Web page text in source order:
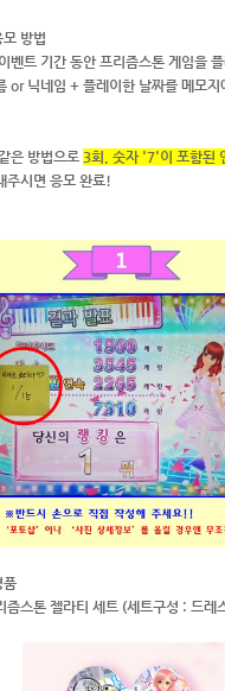
모 방법
벤트 기간 동안 프리즘스톤 게임을
or 닉네임 + 플레이한 날짜를 메모지
은 방법으로 3회, 숫자 '7'이 포함된
주시면 응모 완료!
품
즘스톤 젤라티 세트 (세트구성 : 드레